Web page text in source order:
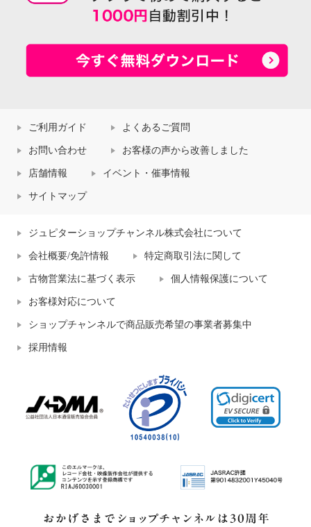
ご利用ガイド よくあるご質問
お問い合わせ お客様の声から改善しました
店舗情報 イベント・催事情報
サイトマップ
ジュピターショップチャンネル株式会社について
会社概要/免許情報 特定商取引法に関して
古物営業法に基づく表示 個人情報保護について
お客様対応について
ショップチャンネルで商品販売希望の事業者募集中
採用情報